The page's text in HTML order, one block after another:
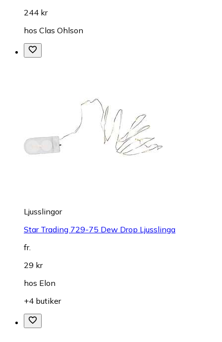
244 kr
hos Clas Ohlson
Ljusslingor
Star Trading 729-75 Dew Drop Ljusslinga
fr.
29 kr
hos Elon
+4 butiker